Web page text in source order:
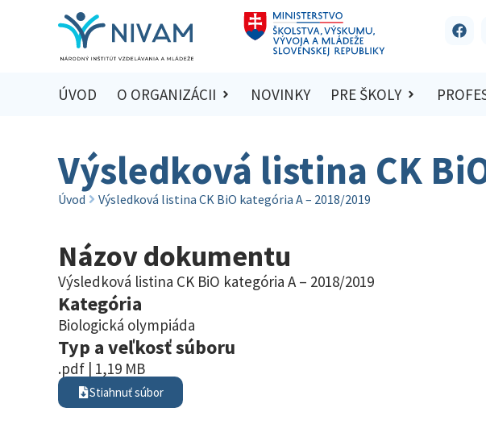
ÚVOD O ORGANIZÁCII NOVINKY PRE ŠKOLY
Výsledková listina CK
Úvod Výsledková listina CK BiO kategória A – 2018/2019
Názov dokumentu
Výsledková listina CK BiO kategória A – 2018/2019
Kategória
Biologická olympiáda
Typ a veľkosť súboru
.pdf | 1,19 MB
Stiahnuť súbor